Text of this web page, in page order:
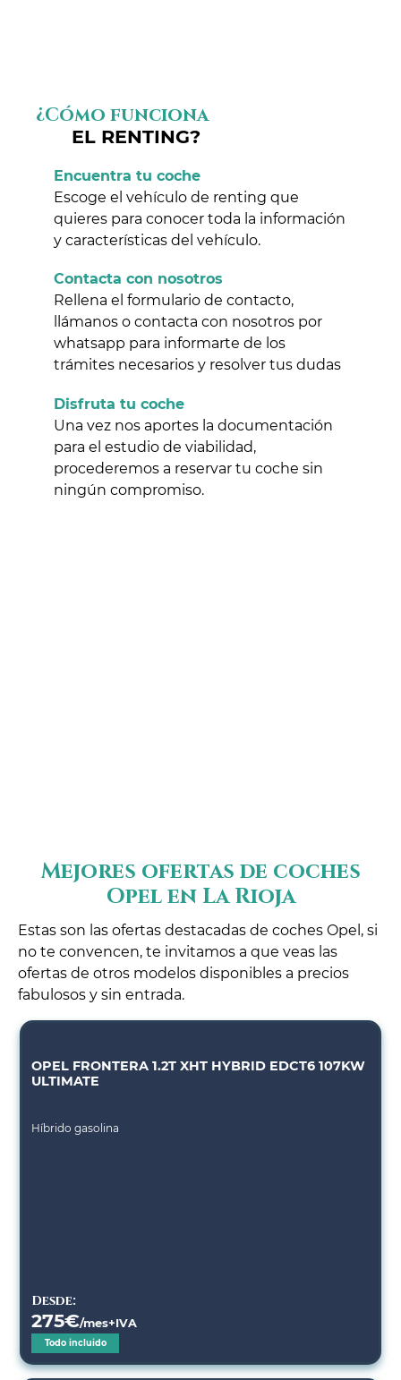
¿Cómo funciona
EL RENTING?
Encuentra tu coche
Escoge el vehículo de renting que
quieres para conocer toda la información
y características del vehículo.
Contacta con nosotros
Rellena el formulario de contacto,
llámanos o contacta con nosotros por
whatsapp para informarte de los
trámites necesarios y resolver tus dudas
Disfruta tu coche
Una vez nos aportes la documentación
para el estudio de viabilidad,
procederemos a reservar tu coche sin
ningún compromiso.
Mejores ofertas de coches
Opel en La Rioja
Estas son las ofertas destacadas de coches Opel, si
no te convencen, te invitamos a que veas las
ofertas de otros modelos disponibles a precios
fabulosos y sin entrada.
OPEL FRONTERA 1.2T XHT HYBRID EDCT6 107KW
ULTIMATE
Híbrido gasolina
Desde:
275€/mes+IVA
Todo incluido